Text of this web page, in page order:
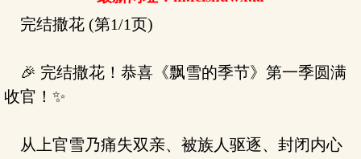
完结撒花 (第1/1页)
🎉 完结撒花！恭喜《飘雪的季节》第一季圆满
收官！✨
从上官雪乃痛失双亲、被族人驱逐、封闭内心